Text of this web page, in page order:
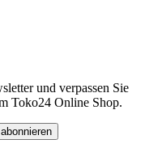
und verpassen Sie
Toko24 Online Shop.